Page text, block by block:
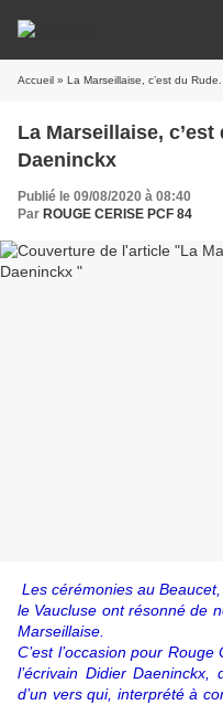
Accueil » La Marseillaise, c’est du
La Marseillaise,
Daeninckx
Publié le 09/08/2020 à 08:40
Par ROUGE CERISE PCF 84
Les cérémonies au
le Vaucluse ont résonné de
Marseillaise.
C’est l’occasion pour
l’écrivain Didier
d’un vers qui, interprété à